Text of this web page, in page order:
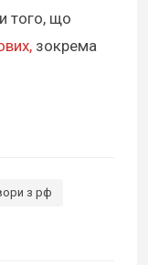
того, що
зокрема
з рф